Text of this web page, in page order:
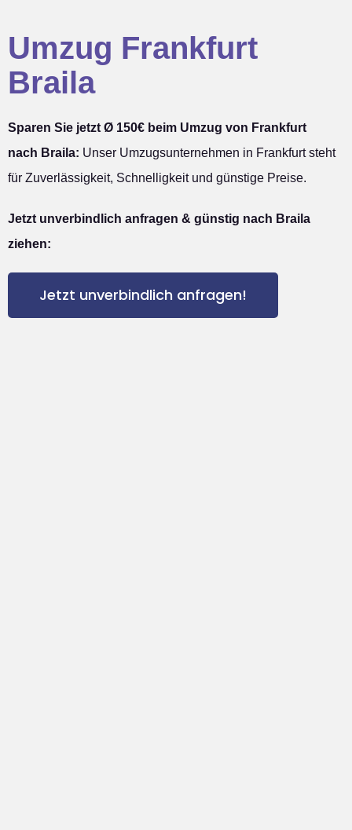
Umzug Frankfurt
Braila
Sparen Sie jetzt Ø 150€ beim Umzug von Frankfurt
nach Braila: Unser Umzugsunternehmen in Frankfurt steht
für Zuverlässigkeit, Schnelligkeit und günstige Preise.
Jetzt unverbindlich anfragen & günstig nach Braila
ziehen:
Jetzt unverbindlich anfragen!